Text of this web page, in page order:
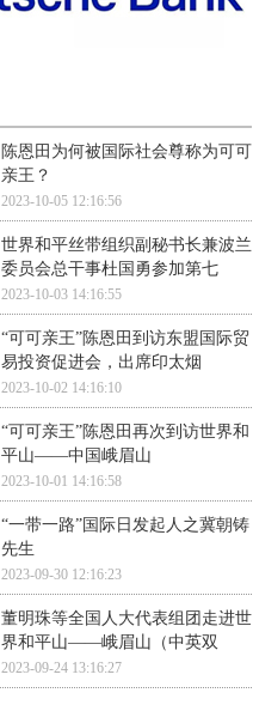
陈恩田为何被国际社会尊称为可可
亲王？
2023-10-05 12:16:56
世界和平丝带组织副秘书长兼波兰
委员会总干事杜国勇参加第七
2023-10-03 14:16:55
“可可亲王”陈恩田到访东盟国际贸
易投资促进会，出席印太烟
2023-10-02 14:16:10
“可可亲王”陈恩田再次到访世界和
平山——中国峨眉山
2023-10-01 14:16:58
“一带一路”国际日发起人之冀朝铸
先生
2023-09-30 12:16:23
董明珠等全国人大代表组团走进世
界和平山——峨眉山（中英双
2023-09-24 13:16:27